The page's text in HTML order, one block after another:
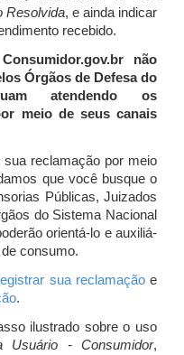
Resolvida, e ainda indicar
recebido.
não
Órgãos de Defesa do
atendendo os
meio de seus canais
reclamação por meio
que você busque o
Públicas, Juizados
do Sistema Nacional
orientá-lo e auxiliá-
consumo.
sua reclamaçãoe
.
ilustrado sobre o uso
Usuário - Consumidor,